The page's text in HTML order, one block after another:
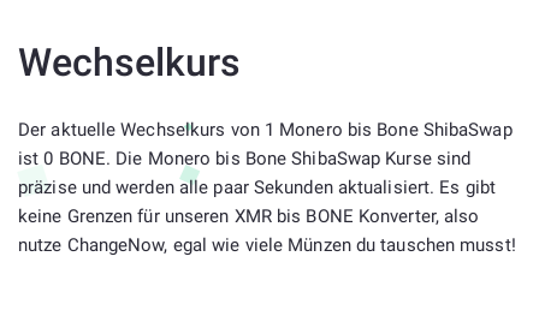
Wechselkurs
Der aktuelle Wechselkurs von 1 Monero bis Bone ShibaSwap
ist 0 BONE. Die Monero bis Bone ShibaSwap Kurse sind
präzise und werden alle paar Sekunden aktualisiert. Es gibt
keine Grenzen für unseren XMR bis BONE Konverter, also
nutze ChangeNow, egal wie viele Münzen du tauschen musst!